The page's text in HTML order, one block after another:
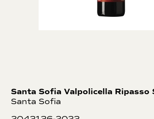
Santa Sofia Valpolicella Ripasso
Santa Sofia